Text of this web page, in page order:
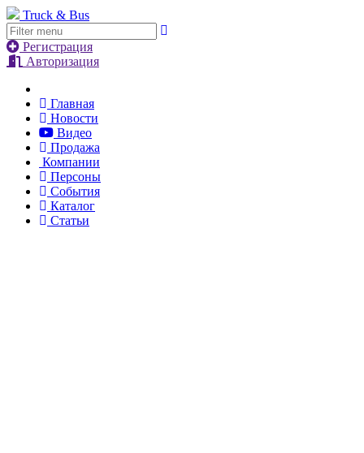
Truck & Bus
Регистрация
Авторизация
Главная
Новости
Видео
Продажа
Компании
Персоны
События
Каталог
Статьи